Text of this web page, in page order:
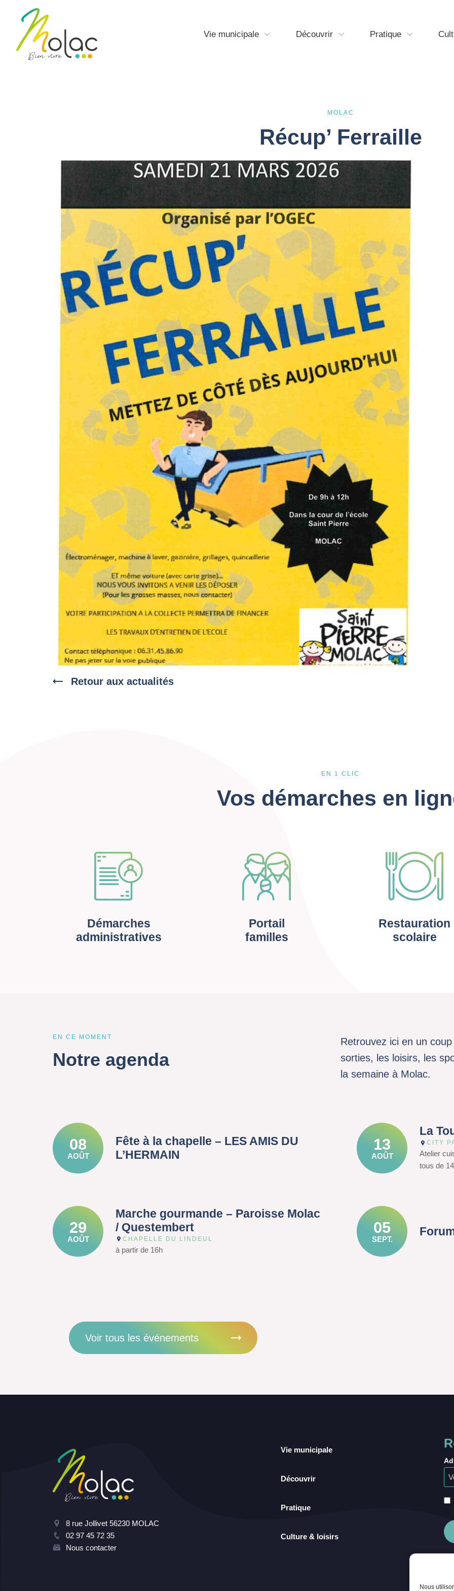
Nous
Vie municipale Découvrir Pratique
MOLAC
Récup’ Ferraille
Retour aux actualités
EN 1 CLIC
Vos démarches en
Démarches
administratives
Portail
familles
Restauration
scolaire
EN CE MOMENT
Notre agenda
Retrouvez ici en un
sorties, les loisirs, les
la semaine à Molac.
08
AOÛT
Fête à la chapelle – LES AMIS DU
L’HERMAIN
13
AOÛT
La
CITY
Atelier
tous de
29
AOÛT
Marche gourmande – Paroisse Molac
/ Questembert
CHAPELLE DU LINDEUL
à partir de 16h
05
SEPT.
Voir tous les événements
8 rue Jollivet 56230 MOLAC
02 97 45 72 35
Nous contacter
Vie municipale
Découvrir
Pratique
Culture & loisirs